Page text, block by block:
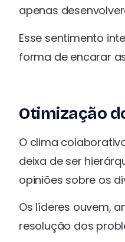
apenas
Esse sentimento
forma de encarar
Otimização
O clima
deixa de ser
opiniões sobre os
Os líderes ouvem,
resolução dos